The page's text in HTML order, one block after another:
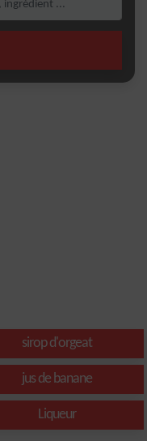
sirop d'orgeat
jus de banane
Liqueur